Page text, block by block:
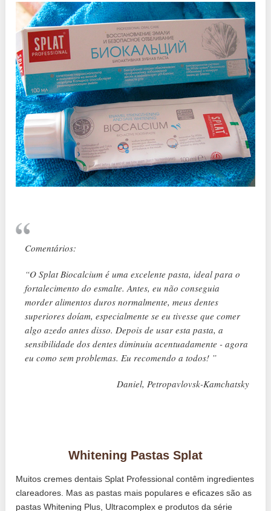
Comentários:
“O Splat Biocalcium é uma excelente pasta, ideal para o
fortalecimento do esmalte. Antes, eu não conseguia
morder alimentos duros normalmente, meus dentes
superiores doíam, especialmente se eu tivesse que comer
algo azedo antes disso. Depois de usar esta pasta, a
sensibilidade dos dentes diminuiu acentuadamente - agora
eu como sem problemas. Eu recomendo a todos! ”
Daniel, Petropavlovsk-Kamchatsky
Whitening Pastas Splat
Muitos cremes dentais Splat Professional contêm ingredientes
clareadores. Mas as pastas mais populares e eficazes são as
pastas Whitening Plus, Ultracomplex e produtos da série